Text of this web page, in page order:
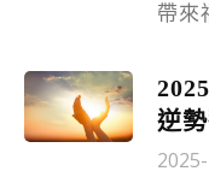
帶來
逆